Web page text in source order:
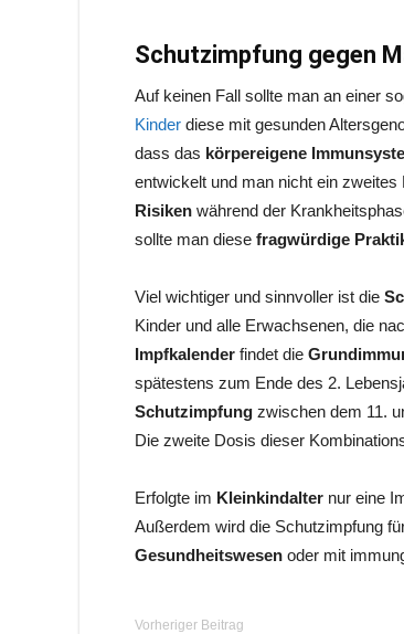
Schutzimpfung gegen
Auf keinen Fall sollte man an einer
Kinder diese mit gesunden
dass das körpereigene
entwickelt und man nicht ein
Risiken während der
sollte man diese fragwürdige
Viel wichtiger und sinnvoller ist die
Kinder und alle Erwachsenen, die
Impfkalender findet die
spätestens zum Ende des 2.
Schutzimpfung zwischen dem 11.
Die zweite Dosis dieser
Erfolgte im Kleinkindalter nur eine
Außerdem wird die Schutzimpfung
Gesundheitswesen oder mit
Vorheriger Beitrag